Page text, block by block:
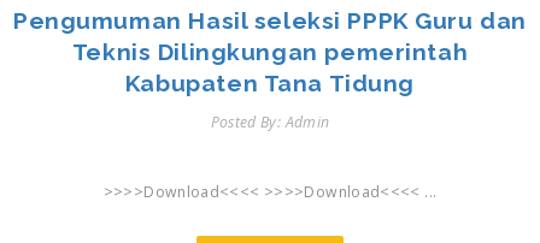
Pengumuman Hasil seleksi PPPK Guru dan
Teknis Dilingkungan pemerintah
Kabupaten Tana Tidung
Posted By: Admin
>>>>Download<<<< >>>>Download<<<< ...